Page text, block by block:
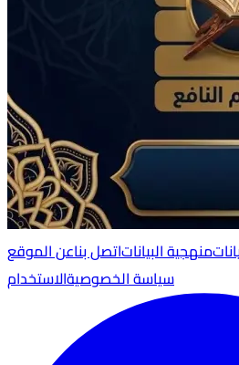
عن الموقعاتصل بنامنهجية البيانات
الاستخدامسياسة الخصوصية